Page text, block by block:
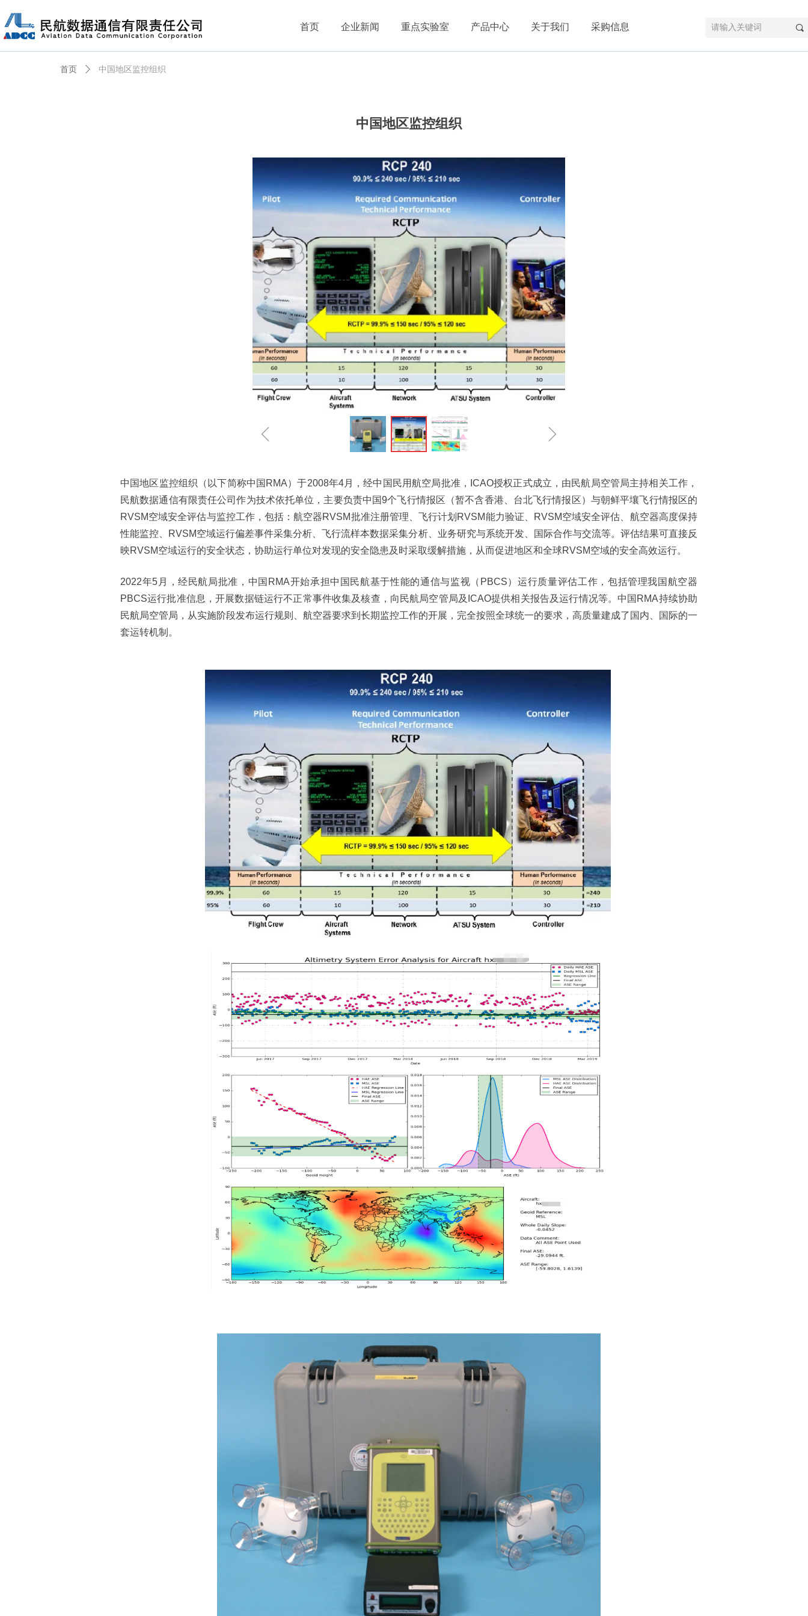
끠
首页 企业新闻 重点实验室 产品中心 关于我们 采购信息
首页 ꄲ 中国地区监控组织
中国地区监控组织
中国地区监控组织（以下简称中国RMA）于2008年4月，经中国民用航空局批准，ICAO授权正式成立，由民航局空管局主持相关工作，
民航数据通信有限责任公司作为技术依托单位，主要负责中国9个飞行情报区（暂不含香港、台北飞行情报区）与朝鲜平壤飞行情报区的
RVSM空域安全评估与监控工作，包括：航空器RVSM批准注册管理、飞行计划RVSM能力验证、RVSM空域安全评估、航空器高度保持
性能监控、RVSM空域运行偏差事件采集分析、飞行流样本数据采集分析、业务研究与系统开发、国际合作与交流等。评估结果可直接反
映RVSM空域运行的安全状态，协助运行单位对发现的安全隐患及时采取缓解措施，从而促进地区和全球RVSM空域的安全高效运行。
2022年5月，经民航局批准，中国RMA开始承担中国民航基于性能的通信与监视（PBCS）运行质量评估工作，包括管理我国航空器
PBCS运行批准信息，开展数据链运行不正常事件收集及核查，向民航局空管局及ICAO提供相关报告及运行情况等。中国RMA持续协助
民航局空管局，从实施阶段发布运行规则、航空器要求到长期监控工作的开展，完全按照全球统一的要求，高质量建成了国内、国际的一
套运转机制。
ꁆ ꁇ